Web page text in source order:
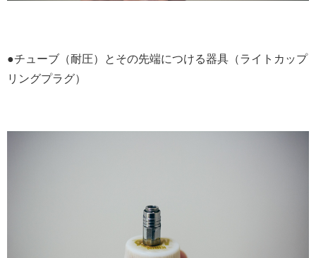
●チューブ（耐圧）とその先端につける器具（ライトカップ
リングプラグ）